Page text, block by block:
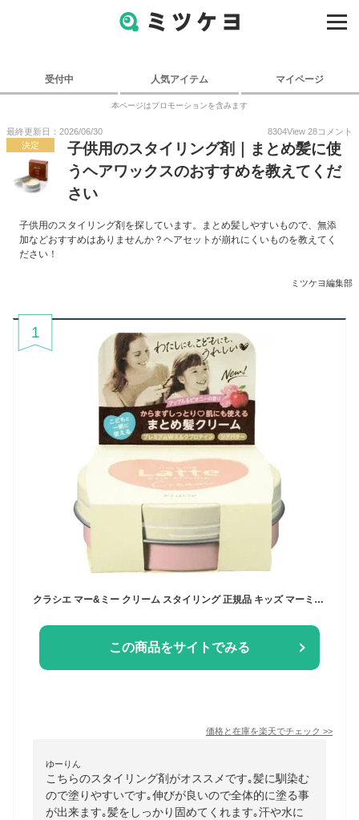
受付中 人気アイテム マイページ
本ページはプロモーションを含みます
最終更新日：2026/06/30 8304View 28コメント
決定
子供用のスタイリング剤｜まとめ髪に使
うヘアワックスのおすすめを教えてくだ
さい
子供用のスタイリング剤を探しています。まとめ髪しやすいもので、無添
加などおすすめはありませんか？ヘアセットが崩れにくいものを教えてく
ださい！
ミツケヨ編集部
1
クラシエ マー&ミー クリーム スタイリング 正規品 キッズ マーミーラッテ 全身 赤ちゃん ヘアクリーム まとめ髪 親子で使える マーアンドミー スタイリング剤 ラッテ 子供 子ども ベビー トリートメント マーミー 静電気 ヘアケア ヘアスタイリング アットコスメ
この商品をサイトでみる
価格と在庫を楽天でチェック >>
ゆーりん
こちらのスタイリング剤がオススメです｡髪に馴染む
ので塗りやすいです｡伸びが良いので全体的に塗る事
が出来ます｡髪をしっかり固めてくれます｡汗や水に